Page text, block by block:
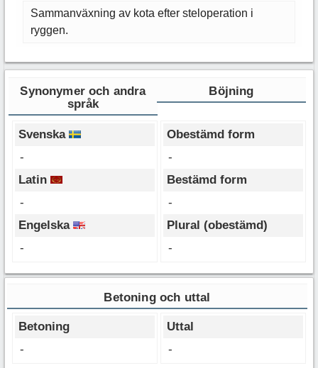
Sammanväxning av kota efter steloperation i
ryggen.
Synonymer och andra
språk
Böjning
Svenska
-
Latin
-
Engelska
-
Obestämd form
-
Bestämd form
-
Plural (obestämd)
-
Betoning och uttal
Betoning
-
Uttal
-